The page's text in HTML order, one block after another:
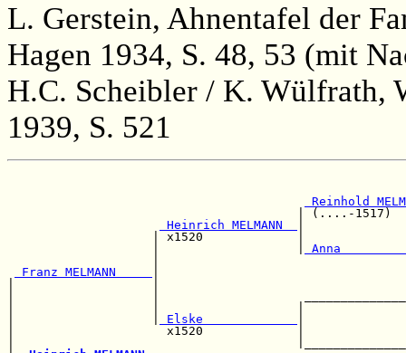
L. Gerstein, Ahnentafel der
Hagen 1934, S. 48, 53 (mit
H.C. Scheibler / K. Wülfrath,
1939, S. 521
Reinhold
|
Heinrich MELMANN
| x1520             |
Franz MELMANN
Elske
|                     x1520             |